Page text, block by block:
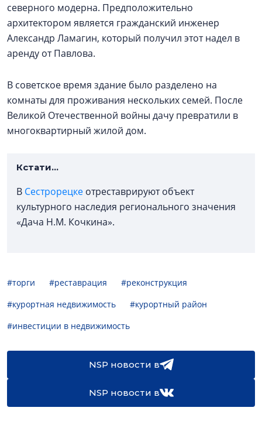
северного модерна. Предположительно
архитектором является гражданский инженер
Александр Ламагин, который получил этот надел в
аренду от Павлова.
В советское время здание было разделено на
комнаты для проживания нескольких семей. После
Великой Отечественной войны дачу превратили в
многоквартирный жилой дом.
Кстати...
В Сестрорецке отреставрируют объект
культурного наследия регионального значения
«Дача Н.М. Кочкина».
#торги #реставрация
#реконструкция
#курортная недвижимость
#курортный район
#инвестиции в недвижимость
NSP новости в
NSP новости в